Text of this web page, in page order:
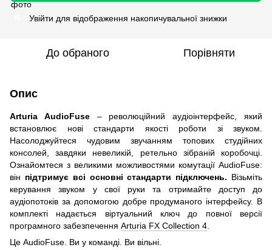
Увійти для відображення накопичувальної знижки
До обраного Порівняти
Опис
Arturia AudioFuse– революційний аудіоінтерфейс, який
встановлює нові стандарти якості роботи зі звуком.
Насолоджуйтеся чудовим звучанням топових студійних
консолей, завдяки невеликій, ретельно зібраній коробочці.
Ознайомтеся з великими можливостями комутації AudioFuse:
він підтримує всі основні стандарти підключень. Візьміть
керування звуком у свої руки та отримайте доступ до
аудіопотоків за допомогою добре продуманого інтерфейсу. В
комплекті надається віртуальний ключ до повної версії
програмного забезпечення Arturia FX Collection 4
Це AudioFuse. Ви у команді. Ви вільні.